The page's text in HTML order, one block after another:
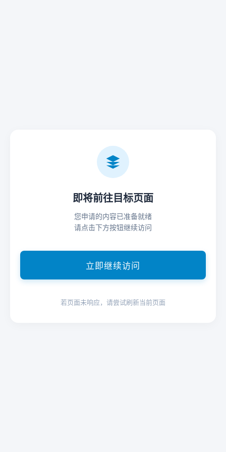
即将前往目标页面
您申请的内容已准备就绪
请点击下方按钮继续访问
立即继续访问
若页面未响应，请尝试刷新当前页面